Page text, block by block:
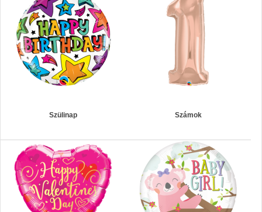
Szülinap Számok